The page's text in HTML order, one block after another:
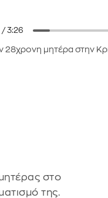
στο
της.